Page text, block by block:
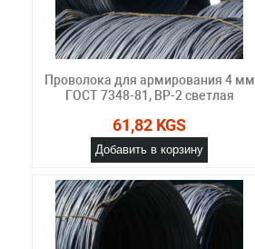
Проволока для армирования 4 мм
ГОСТ 7348-81, ВР-2 светлая
61,82 KGS
Добавить в корзину